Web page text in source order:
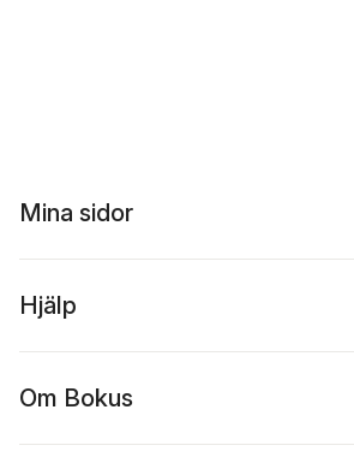
Mina sidor
Hjälp
Om Bokus